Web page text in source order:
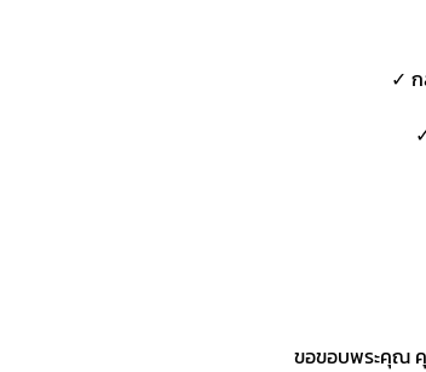
✓ ก
ขอขอบพระคุณ